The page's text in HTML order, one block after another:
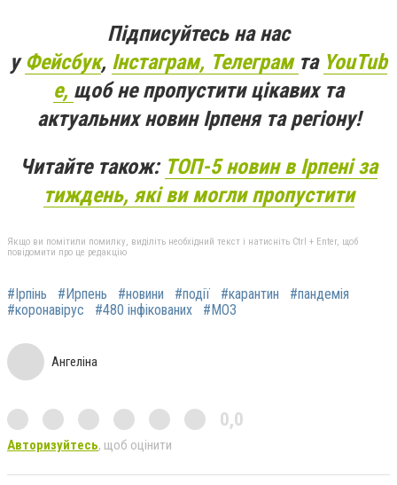
Підписуйтесь на нас
уФейсбук, Інстаграм, Телеграм та YouTub
e, щоб не пропустити цікавих та
актуальних новин Ірпеня та регіону!
Читайте також: ТОП-5 новин в Ірпені за
тиждень, які ви могли пропустити
Якщо ви помітили помилку, виділіть необхідний текст і натисніть Ctrl + Enter, щоб
повідомити про це редакцію
#Ірпінь #Ирпень #новини #події #карантин
#пандемія
#коронавірус
#480 інфікованих #МОЗ
Ангеліна
0,0
Авторизуйтесь, щоб оцінити